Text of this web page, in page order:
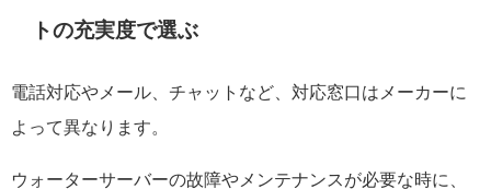
トの充実度で選ぶ
電話対応やメール、チャットなど、対応窓口はメーカーに
よって異なります。
ウォーターサーバーの故障やメンテナンスが必要な時に、